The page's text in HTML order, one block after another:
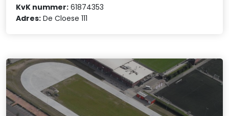
KvK nummer: 61874353
Adres: De Cloese 111